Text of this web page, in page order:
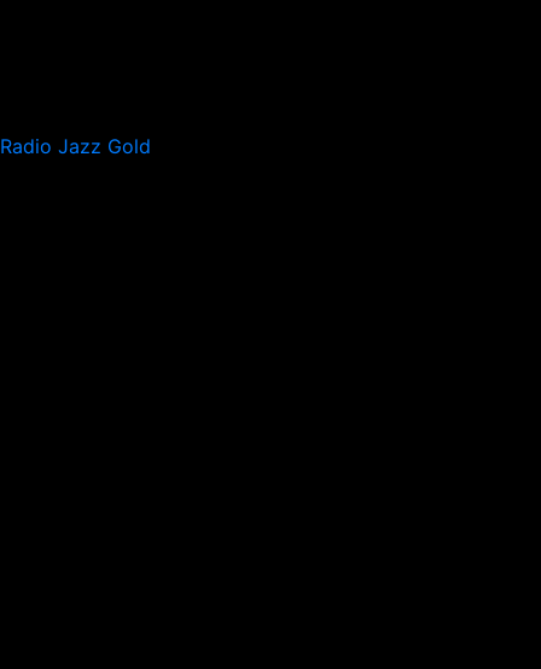
Radio Jazz Gold